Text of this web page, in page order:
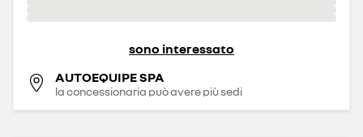
sono interessato
AUTOEQUIPE SPA
la concessionaria può avere più sedi